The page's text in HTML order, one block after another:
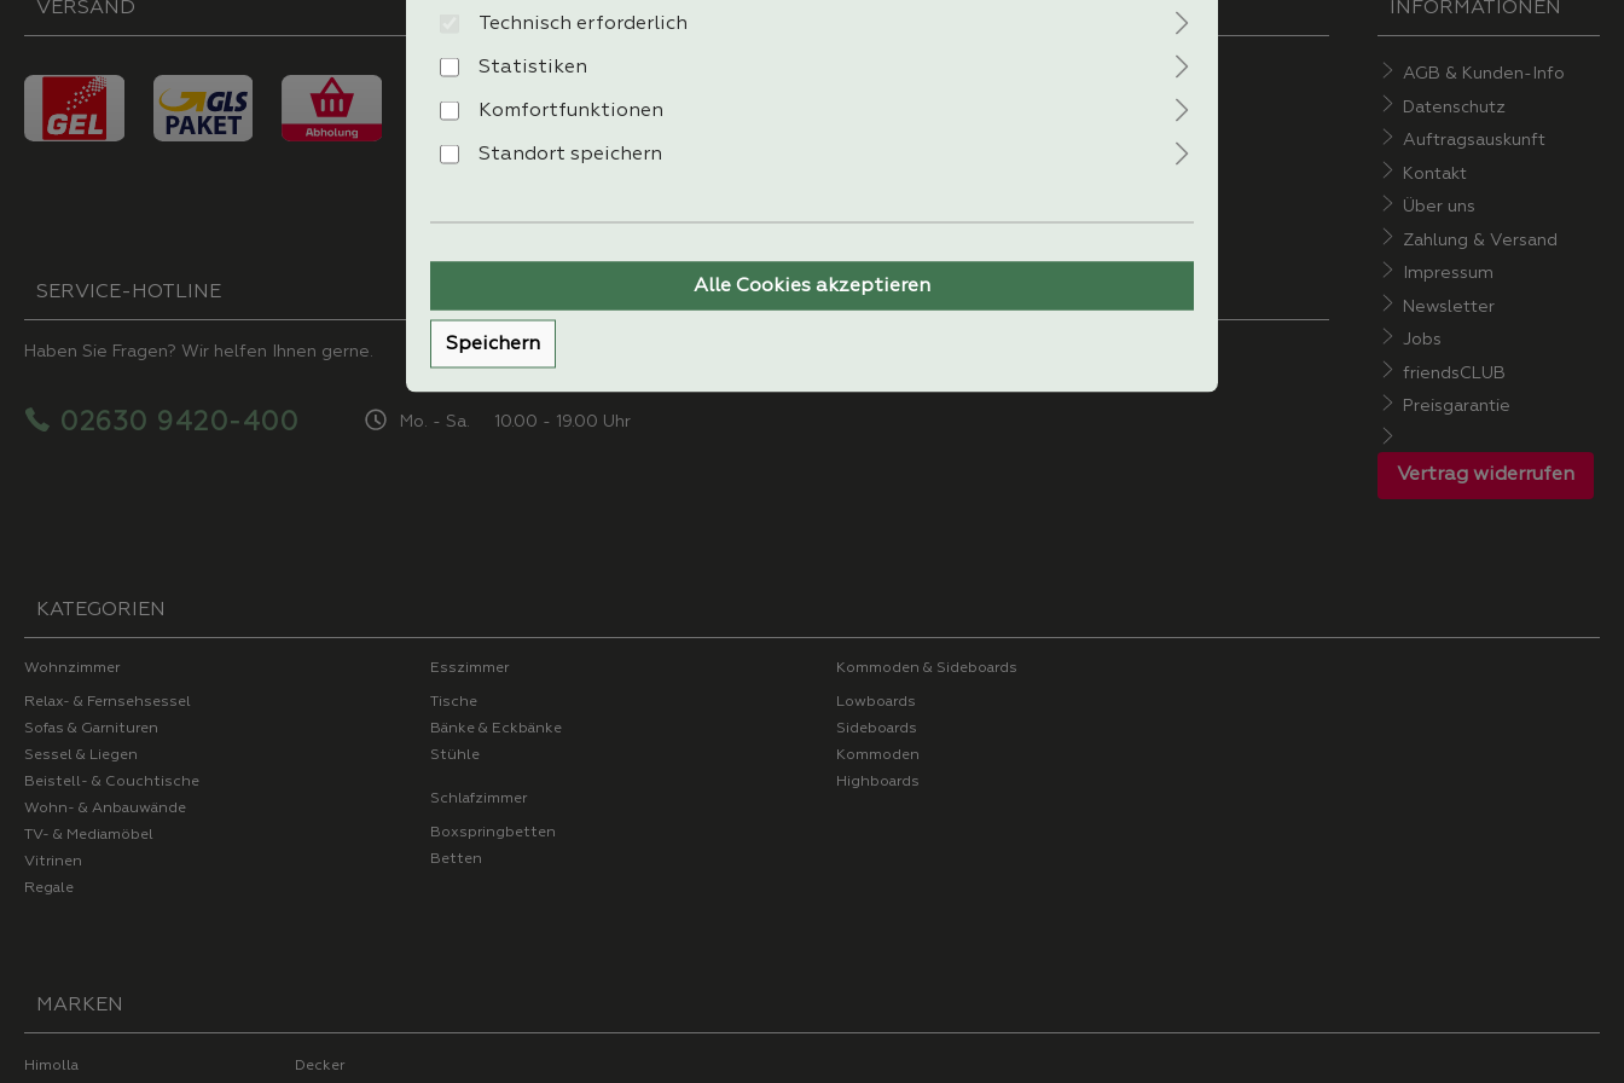
VERSAND
SERVICE-HOTLINE
Haben Sie Fragen? Wir helfen Ihnen gerne.
02630 9420-400 Mo. - Sa. 10.00 - 19.00 Uhr
INFORMATIONEN
AGB & Kunden-Info
Datenschutz
Auftragsauskunft
Kontakt
Über uns
Zahlung & Versand
Impressum
Newsletter
Jobs
friendsCLUB
Preisgarantie
KATEGORIEN
Wohnzimmer
Relax- & Fernsehsessel
Sofas & Garnituren
Sessel & Liegen
Beistell- & Couchtische
Wohn- & Anbauwände
TV- & Mediamöbel
Vitrinen
Regale
Esszimmer
Tische
Bänke & Eckbänke
Stühle
Schlafzimmer
Boxspringbetten
Betten
Kommoden & Sideboards
Lowboards
Sideboards
Kommoden
Highboards
MARKEN
Himolla Decker
Technisch erforderlich
Statistiken
Komfortfunktionen
Standort speichern
Alle Cookies akzeptieren
Speichern